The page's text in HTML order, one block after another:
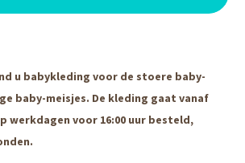
u babykleding voor de stoere baby-
baby-meisjes. De kleding gaat vanaf
werkdagen voor 16:00 uur besteld,